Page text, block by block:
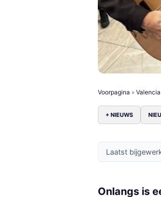
Voorpagina » Valencia
+ NIEUWS
Laatst
Onlangs is